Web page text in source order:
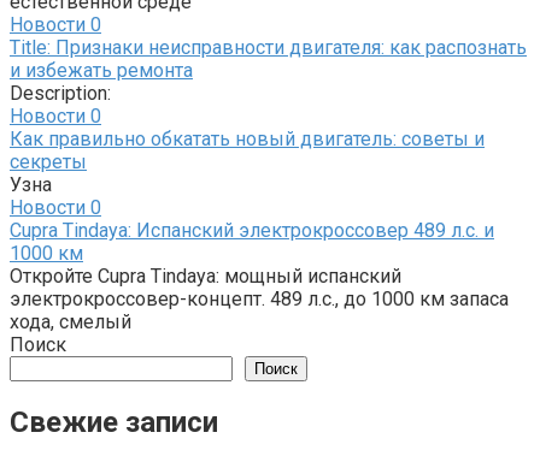
Новости 0
Title: Признаки неисправности двигателя: как распознать
и избежать ремонта
Description:
Новости 0
Как правильно обкатать новый двигатель: советы и
секреты
Узна
Новости 0
Cupra Tindaya: Испанский электрокроссовер 489 л.с. и
1000 км
Откройте Cupra Tindaya: мощный испанский
электрокроссовер-концепт. 489 л.с., до 1000 км запаса
хода, смелый
Поиск
Поиск
Свежие записи